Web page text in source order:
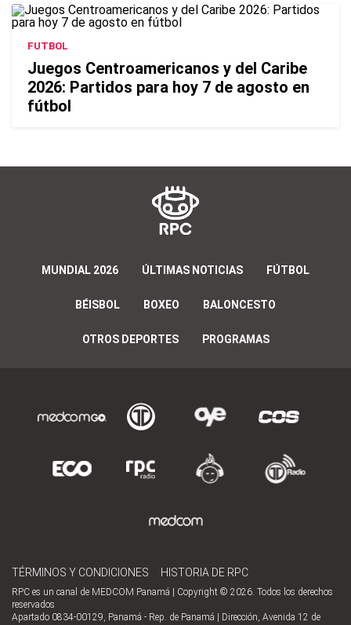
FUTBOL
Juegos Centroamericanos y del Caribe
2026: Partidos para hoy 7 de agosto en
fútbol
MUNDIAL 2026 ÚLTIMAS NOTICIAS FÚTBOL
BÉISBOL BOXEO BALONCESTO
OTROS DEPORTES PROGRAMAS
TÉRMINOS Y CONDICIONES HISTORIA DE RPC
RPC es un canal de MEDCOM Panamá | Copyright © 2026. Todos los derechos
reservados
Apartado 0834-00129, Panamá - Rep. de Panamá | Dirección, Avenida 12 de